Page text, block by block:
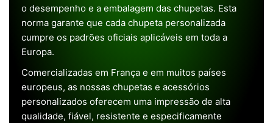
o desempenho e a embalagem das chupetas. Esta
norma garante que cada chupeta personalizada
cumpre os padrões oficiais aplicáveis em toda a
Europa.
Comercializadas em França e em muitos países
europeus, as nossas chupetas e acessórios
personalizados oferecem uma impressão de alta
qualidade, fiável, resistente e especificamente